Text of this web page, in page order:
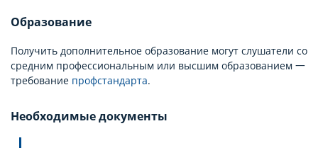
Образование
Получить дополнительное образование могут слушатели со
средним профессиональным или высшим образованием 一
требование профстандарта.
Необходимые документы